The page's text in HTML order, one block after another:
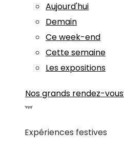
Aujourd'hui
Demain
Ce week-end
Cette semaine
Les expositions
Nos grands rendez-vous
Expériences festives